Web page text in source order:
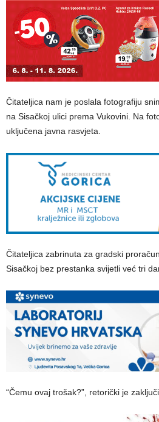
Čitateljica nam je poslala fotografiju
na Sisačkoj ulici prema Vukovini. Na
uključena javna rasvjeta.
Čitateljica zabrinuta za gradski
Sisačkoj bez prestanka svijetli već tri
“Čemu ovaj trošak?”, retorički je